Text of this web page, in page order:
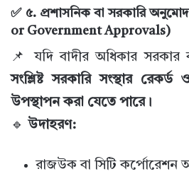
✅ ৫. প্রশাসনিক বা সরকারি
or Government Approvals)
📌 যদি বাদীর অধিকার সরকার
সংশ্লিষ্ট সরকারি সংস্থার
উপস্থাপন করা যেতে পারে।
🔹 উদাহরণ:
রাজউক বা সিটি কর্পোরেশন